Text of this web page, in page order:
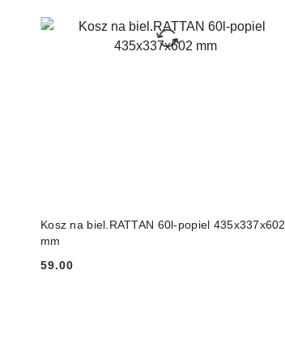
Kosz na biel.RATTAN 60l-popiel 435x337x602
mm
Cena:
59.00